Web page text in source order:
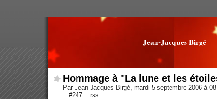
Jean-Jacques Birgé
Hommage à "La lune et les
Par Jean-Jacques Birgé, mardi 5 septembre 2006 à
:: #247 :: rss